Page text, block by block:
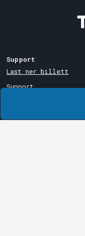
Support
Last ner billett
Support